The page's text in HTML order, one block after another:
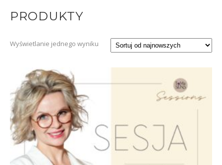
PRODUKTY
Wyświetlanie jednego wyniku